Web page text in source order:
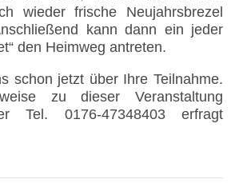
wieder frische Neujahrsbrezel
kann dann ein jeder
den Heimweg antreten.
schon jetzt über Ihre Teilnahme.
zu dieser Veranstaltung
Tel. 0176-47348403 erfragt